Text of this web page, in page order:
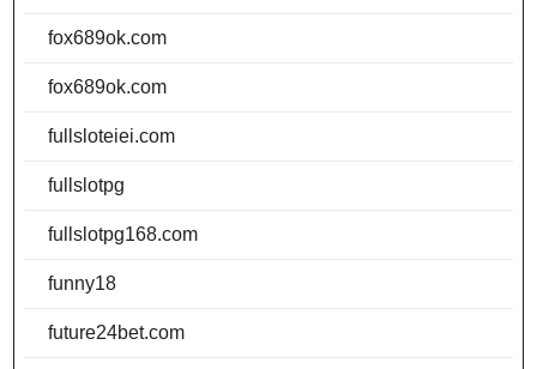
fox689ok.com
fox689ok.com
fullsloteiei.com
fullslotpg
fullslotpg168.com
funny18
future24bet.com